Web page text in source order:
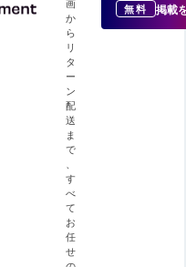
か
ら
リ
タ
ー
ン
配
送
ま
で
す
べ
て
お
任
せ
無料 掲載